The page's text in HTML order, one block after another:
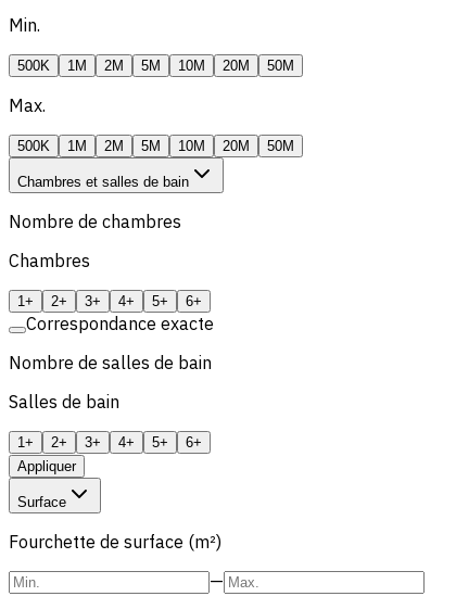
Min.
500K 1M 2M 5M 10M 20M 50M
Max.
500K 1M 2M 5M 10M 20M 50M
Chambres et salles de bain
Nombre de chambres
Chambres
1+ 2+ 3+ 4+ 5+ 6+
Correspondance exacte
Nombre de salles de bain
Salles de bain
1+ 2+ 3+ 4+ 5+
6+
Appliquer
Surface
Fourchette de surface (m²)
—